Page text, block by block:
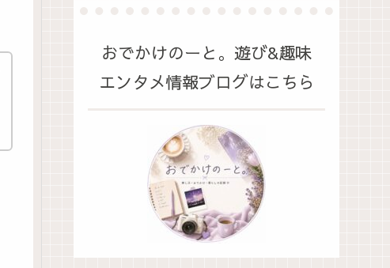
おでかけのーと。遊び&趣味
エンタメ情報ブログはこちら